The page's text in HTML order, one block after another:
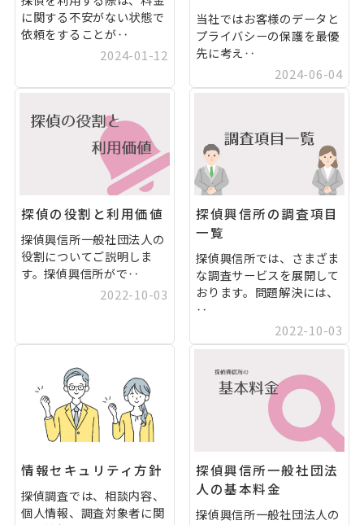
に関する不安がない状態で
依頼をすることが‥
2024-01-12
当社ではお客様のデータと
プライバシーの保護を最優
先に考え‥
2024-06-04
探偵の役割と利用価値
探偵興信所一般社団法人の
役割についてご説明しま
す。探偵興信所がで‥
2022-10-03
探偵興信所の調査項目
一覧
探偵興信所では、さまざま
な調査サービスを展開して
おります。問題解決には、
‥
2022-10-03
情報セキュリティ方針
探偵調査では、相談内容、
個人情報、調査対象者に関
探偵興信所一般社団法
人の基本料金
探偵興信所一般社団法人の